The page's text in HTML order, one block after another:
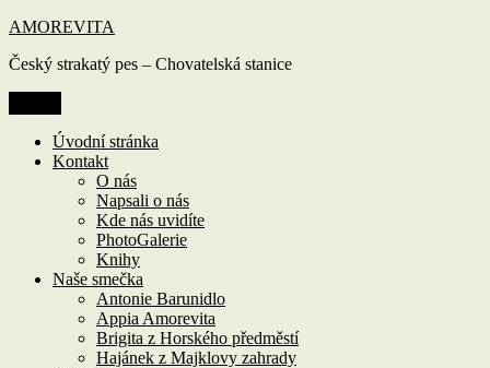
Přejít
obsahu
AMOREVITA
Český strakatý pes – Chovatelská stanice
Úvodní stránka
Kontakt
O nás
Napsali o nás
Kde nás uvidíte
PhotoGalerie
Knihy
Naše smečka
Antonie Barunidlo
Appia Amorevita
Brigita z Horského předměstí
Hajánek z Majklovy zahrady